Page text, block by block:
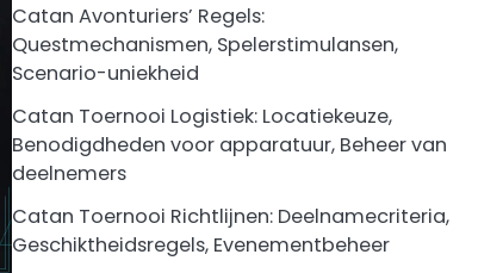
Catan Avonturiers’ Regels:
Questmechanismen, Spelerstimulansen,
Scenario-uniekheid
Catan Toernooi Logistiek: Locatiekeuze,
Benodigdheden voor apparatuur, Beheer van
deelnemers
Catan Toernooi Richtlijnen: Deelnamecriteria,
Geschiktheidsregels, Evenementbeheer